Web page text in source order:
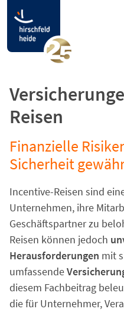
Reisen
Finanzielle
Sicherheit
Incentive-Reisen sind
Unternehmen, ihre
Geschäftspartner zu
Reisen können jedoch
Herausforderungen mit
umfassende
diesem Fachbeitrag
die für Unternehmer,